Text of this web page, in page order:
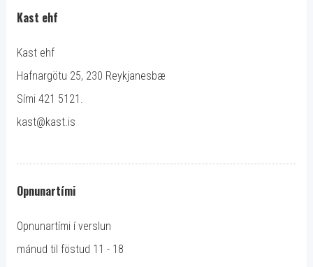
Kast ehf
Kast ehf
Hafnargötu 25, 230 Reykjanesbæ
Sími 421 5121.
kast@kast.is
Opnunartími
Opnunartími í verslun
mánud til föstud 11 - 18